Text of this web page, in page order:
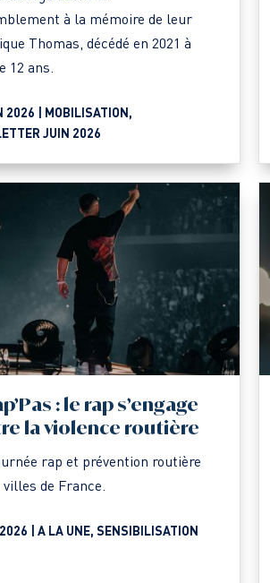
à la mémoire de leur
Thomas, décédé en 2021 à
12 ans.
2026 | MOBILISATION ,
JUIN 2026
: le rap s’engage
la violence routière
rap et prévention routière
villes de France.
2026 |A LA UNE, SENSIBILISATION